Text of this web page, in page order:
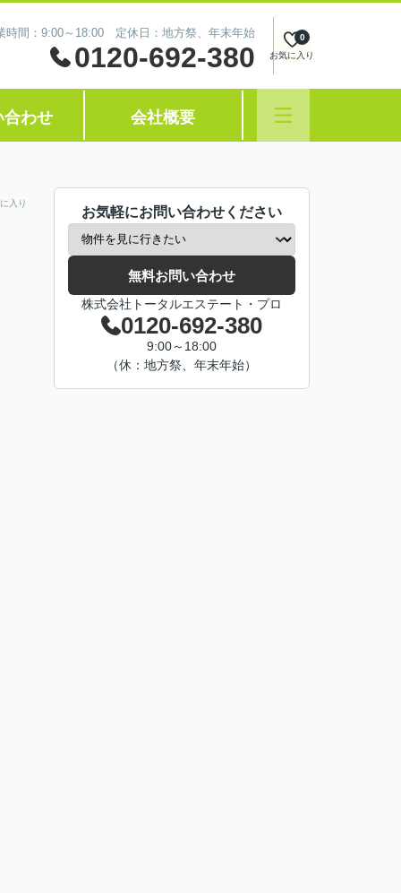
時間：9:00～18:00 定休日：地方祭、年末年始
0120-692-380 お気に入り
0
合わせ 会社概要
入り
お気軽にお問い合わせください
無料お問い合わせ
株式会社トータルエステート・プロ
0120-692-380
9:00～18:00
（休：地方祭、年末年始）